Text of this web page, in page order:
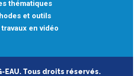
thématiques
et outils
travaux en vidéo
EAU. Tous droits réservés.